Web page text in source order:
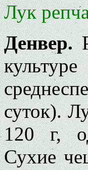
Лук
Денвер.
суток).
120 г,
Сухие